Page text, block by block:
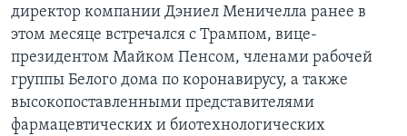
директор компании Дэниел Меничелла ранее в
этом месяце встречался с Трампом, вице-
президентом Майком Пенсом, членами рабочей
группы Белого дома по коронавирусу, а также
высокопоставленными представителями
фармацевтических и биотехнологических